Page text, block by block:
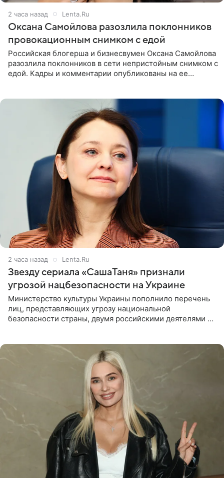
2 часа назад Lenta.Ru
Оксана Самойлова разозлила поклонников
провокационным снимком с едой
Российская блогерша и бизнесвумен Оксана Самойлова
разозлила поклонников в сети непристойным снимком с
едой. Кадры и комментарии опубликованы на ее
2 часа назад Lenta.Ru
Звезду сериала «СашаТаня» признали
угрозой нацбезопасности на Украине
Министерство культуры Украины пополнило перечень
лиц, представляющих угрозу национальной
безопасности страны, двумя российскими деятелями —